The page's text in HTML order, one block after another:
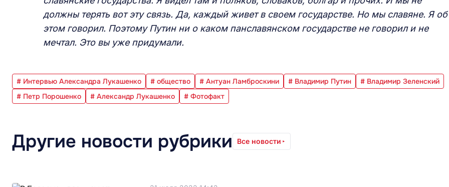
должны терять вот эту связь. Да, каждый живет в своем государстве. Но мы славяне. Я об
этом говорил. Поэтому Путин ни о каком панславянском государстве не говорил и не
мечтал. Это вы уже придумали.
# Интервью Александра Лукашенко # общество # Антуан Ламброскини # Владимир Путин
# Владимир Зеленский
# Петр Порошенко
# Александр Лукашенко # Фотофакт
Другие новости рубрики Все новости